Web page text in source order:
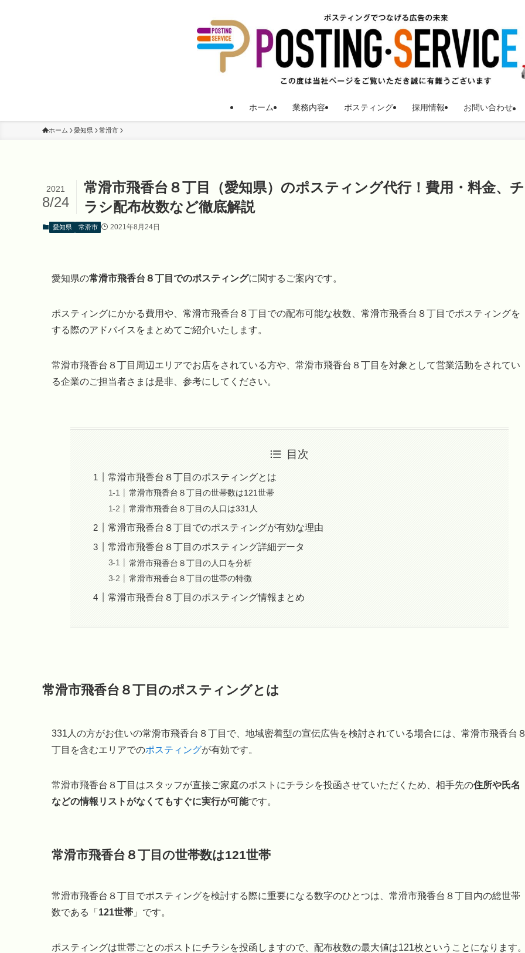
ホーム 業務内容 ポスティング 採用情報 お問い合わせ
ホーム 愛知県 常滑市
常滑市飛香台８丁目（愛知県）のポスティング代行！費用・料金、チ
ラシ配布枚数など徹底解説
2021
8/24
愛知県 常滑市 2021年8月24日
愛知県の常滑市飛香台８丁目でのポスティングに関するご案内です。
ポスティングにかかる費用や、常滑市飛香台８丁目での配布可能な枚数、常滑市飛香台８丁目でポスティングを
する際のアドバイスをまとめてご紹介いたします。
常滑市飛香台８丁目周辺エリアでお店をされている方や、常滑市飛香台８丁目を対象として営業活動をされてい
る企業のご担当者さまは是非、参考にしてください。
目次
常滑市飛香台８丁目のポスティングとは
常滑市飛香台８丁目の世帯数は121世帯
常滑市飛香台８丁目の人口は331人
常滑市飛香台８丁目でのポスティングが有効な理由
常滑市飛香台８丁目のポスティング詳細データ
常滑市飛香台８丁目の人口を分析
常滑市飛香台８丁目の世帯の特徴
常滑市飛香台８丁目のポスティング情報まとめ
常滑市飛香台８丁目のポスティングとは
331人の方がお住いの常滑市飛香台８丁目で、地域密着型の宣伝広告を検討されている場合には、常滑市飛香台
丁目を含むエリアでのポスティングが有効です。
常滑市飛香台８丁目はスタッフが直接ご家庭のポストにチラシを投函させていただくため、相手先の住所や氏名
などの情報リストがなくてもすぐに実行が可能です。
常滑市飛香台８丁目の世帯数は121世帯
常滑市飛香台８丁目でポスティングを検討する際に重要になる数字のひとつは、常滑市飛香台８丁目内の総世帯
数である「 121世帯 」です。
ポスティングは世帯ごとのポストにチラシを投函しますので、配布枚数の最大値は121枚ということになります